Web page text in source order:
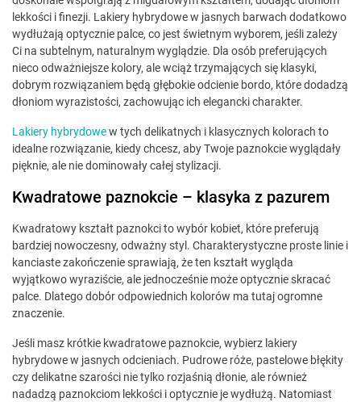
lekkości i finezji. Lakiery hybrydowe w jasnych barwach dodatkowo
wydłużają optycznie palce, co jest świetnym wyborem, jeśli zależy
Ci na subtelnym, naturalnym wyglądzie. Dla osób preferujących
nieco odważniejsze kolory, ale wciąż trzymających się klasyki,
dobrym rozwiązaniem będą głębokie odcienie bordo, które dodadzą
dłoniom wyrazistości, zachowując ich elegancki charakter.
Lakiery hybrydowew tych delikatnych i klasycznych kolorach to
idealne rozwiązanie, kiedy chcesz, aby Twoje paznokcie wyglądały
pięknie, ale nie dominowały całej stylizacji.
Kwadratowe paznokcie – klasyka z pazurem
Kwadratowy kształt paznokci to wybór kobiet, które preferują
bardziej nowoczesny, odważny styl. Charakterystyczne proste linie i
kanciaste zakończenie sprawiają, że ten kształt wygląda
wyjątkowo wyraziście, ale jednocześnie może optycznie skracać
palce. Dlatego dobór odpowiednich kolorów ma tutaj ogromne
znaczenie.
Jeśli masz krótkie kwadratowe paznokcie, wybierz lakiery
hybrydowe w jasnych odcieniach. Pudrowe róże, pastelowe błękity
czy delikatne szarości nie tylko rozjaśnią dłonie, ale również
nadadzą paznokciom lekkości i optycznie je wydłużą. Natomiast